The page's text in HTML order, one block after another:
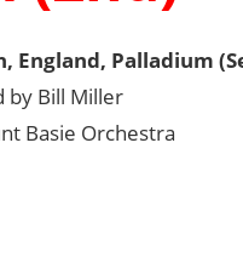
England, Palladium
by Bill Miller
Basie Orchestra